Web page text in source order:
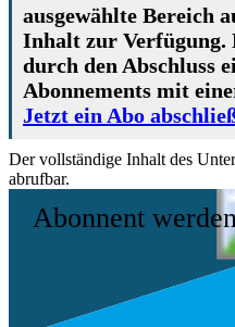
ausgewählte Bereich
Inhalt zur Verfügung.
durch den Abschluss
Abonnements mit
Jetzt ein Abo
Der vollständige Inhalt des
abrufbar.
Abonnent